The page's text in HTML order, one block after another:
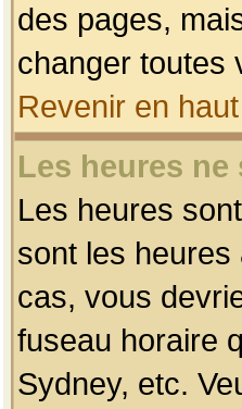
des pages,
changer toutes
Revenir en
Les heures
Les heures
sont les
cas, vous
fuseau horaire
Sydney, etc.